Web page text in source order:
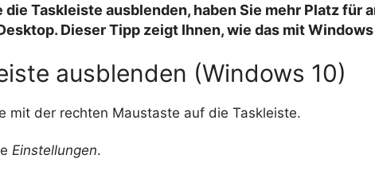
die Taskleiste ausblenden, haben Sie mehr Platz für
Dieser Tipp zeigt Ihnen, wie das mit
ausblenden (Windows 10)
mit der rechten Maustaste auf die Taskleiste.
Einstellungen.